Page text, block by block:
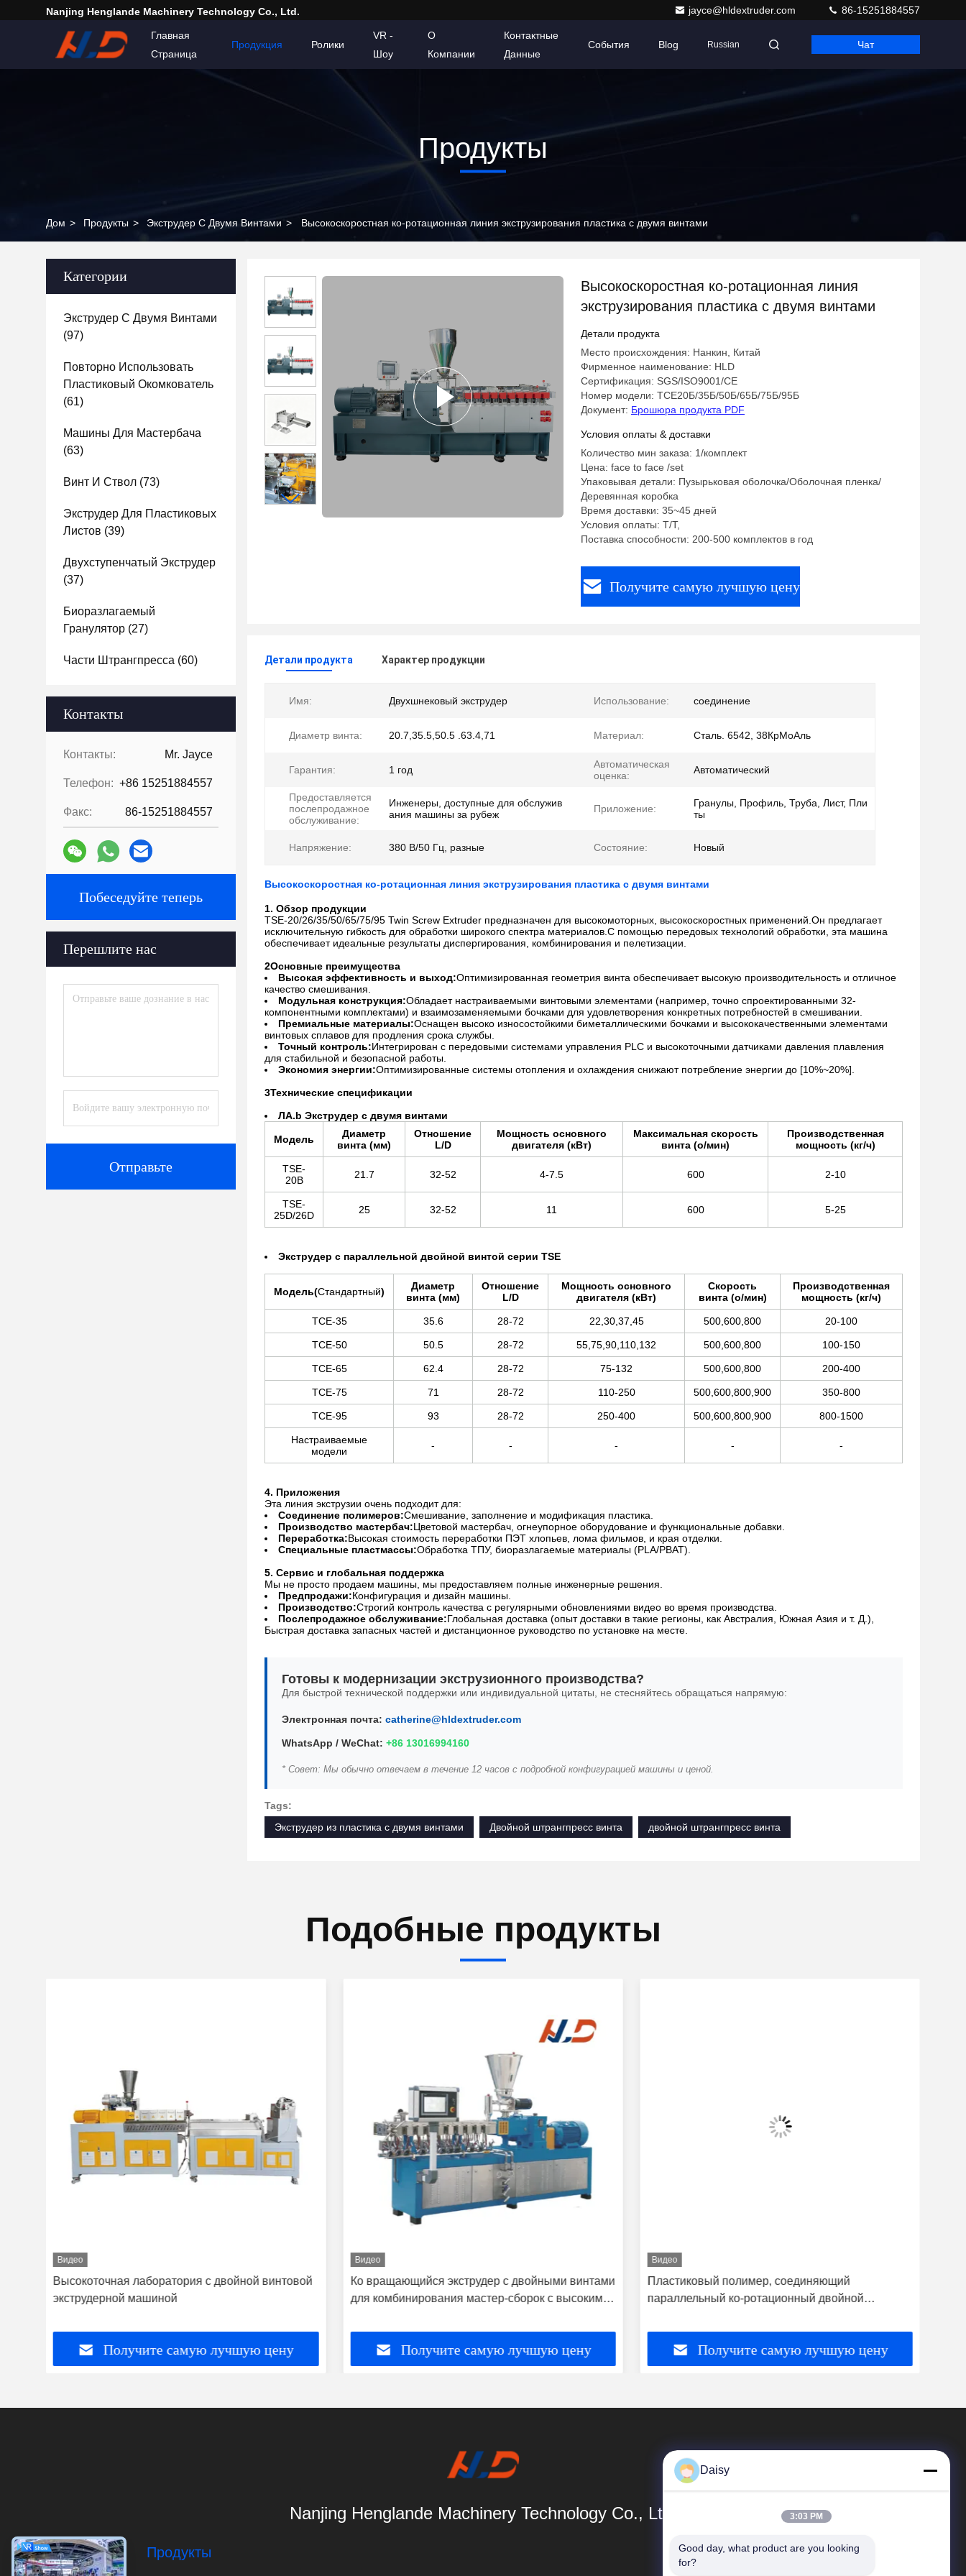
Nanjing Henglande Machinery Technology Co., Ltd. jayce@hldextruder.com 86-15251884557
Главная
Страница
Продукция Ролики
VR -
Шоу
О
Компании
Контактные
Данные
События Blog Russian Чат
Продукты
Дом > Продукты > Экструдер С Двумя Винтами > Высокоскоростная ко-ротационная линия экструзирования пластика с двумя винтами
Категории
Экструдер С Двумя Винтами
(97)
Повторно Использовать
Пластиковый Окомкователь
(61)
Машины Для Мастербача
(63)
Винт И Ствол (73)
Экструдер Для Пластиковых
Листов (39)
Двухступенчатый Экструдер
(37)
Биоразлагаемый
Гранулятор (27)
Части Штрангпресса (60)
Контакты
Контакты: Mr. Jayce
Телефон: +86 15251884557
Факс: 86-15251884557
Побеседуйте теперь
Перешлите нас
Отправьте
Высокоскоростная ко-ротационная линия
экструзирования пластика с двумя винтами
Детали продукта
Место происхождения: Нанкин, Китай
Фирменное наименование: HLD
Сертификация: SGS/ISO9001/CE
Номер модели: ТСЕ20Б/35Б/50Б/65Б/75Б/95Б
Документ: Брошюра продукта PDF
Условия оплаты & доставки
Количество мин заказа: 1/комплект
Цена: face to face /set
Упаковывая детали: Пузырьковая оболочка/Оболочная пленка/
Деревянная коробка
Время доставки: 35~45 дней
Условия оплаты: T/T,
Поставка способности: 200-500 комплектов в год
Получите самую лучшую цену
Детали продукта Характер продукции
Имя: Двухшнековый экструдер Использование: соединение
Диаметр винта: 20.7,35.5,50.5 .63.4,71 Материал: Сталь. 6542, 38КрМоАль
Гарантия: 1 год
Автоматическая
оценка:
Автоматический
Предоставляется
послепродажное
обслуживание:
Инженеры, доступные для обслужив
ания машины за рубеж
Приложение:
Гранулы, Профиль, Труба, Лист, Пли
ты
Напряжение: 380 В/50 Гц, разные Состояние: Новый
Высокоскоростная ко-ротационная линия экструзирования пластика с двумя винтами
1. Обзор продукции
TSE-20/26/35/50/65/75/95 Twin Screw Extruder предназначен для высокомоторных, высокоскоростных применений.Он предлагает
исключительную гибкость для обработки широкого спектра материалов.С помощью передовых технологий обработки, эта машина
обеспечивает идеальные результаты диспергирования, комбинирования и пелетизации.
2Основные преимущества
Высокая эффективность и выход:Оптимизированная геометрия винта обеспечивает высокую производительность и отличное
качество смешивания.
Модульная конструкция:Обладает настраиваемыми винтовыми элементами (например, точно спроектированными 32-
компонентными комплектами) и взаимозаменяемыми бочками для удовлетворения конкретных потребностей в смешивании.
Премиальные материалы:Оснащен высоко износостойкими биметаллическими бочками и высококачественными элементами
винтовых сплавов для продления срока службы.
Точный контроль:Интегрирован с передовыми системами управления PLC и высокоточными датчиками давления плавления
для стабильной и безопасной работы.
Экономия энергии:Оптимизированные системы отопления и охлаждения снижают потребление энергии до [10%~20%].
3Технические спецификации
ЛА.b Экструдер с двумя винтами
Модель
Диаметр
винта (мм)
Отношение
L/D
Мощность основного
двигателя (кВт)
Максимальная скорость
винта (о/мин)
Производственная
мощность (кг/ч)
TSE-
20B
21.7 32-52 4-7.5 600 2-10
TSE-
25D/26D
25 32-52 11 600 5-25
Экструдер с параллельной двойной винтой серии TSE
Модель(Стандартный)
Диаметр
винта (мм)
Отношение
L/D
Мощность основного
двигателя (кВт)
Скорость
винта (о/мин)
Производственная
мощность (кг/ч)
ТСЕ-35 35.6 28-72 22,30,37,45 500,600,800 20-100
ТСЕ-50 50.5 28-72 55,75,90,110,132 500,600,800 100-150
ТСЕ-65 62.4 28-72 75-132 500,600,800 200-400
ТСЕ-75 71 28-72 110-250 500,600,800,900 350-800
ТСЕ-95 93 28-72 250-400 500,600,800,900 800-1500
Настраиваемые
модели
- - - - -
4. Приложения
Эта линия экструзии очень подходит для:
Соединение полимеров:Смешивание, заполнение и модификация пластика.
Производство мастербач:Цветовой мастербач, огнеупорное оборудование и функциональные добавки.
Переработка:Высокая стоимость переработки ПЭТ хлопьев, лома фильмов, и края отделки.
Специальные пластмассы:Обработка ТПУ, биоразлагаемые материалы (PLA/PBAT).
5. Сервис и глобальная поддержка
Мы не просто продаем машины, мы предоставляем полные инженерные решения.
Предпродажи:Конфигурация и дизайн машины.
Производство:Строгий контроль качества с регулярными обновлениями видео во время производства.
Послепродажное обслуживание:Глобальная доставка (опыт доставки в такие регионы, как Австралия, Южная Азия и т. Д.),
Быстрая доставка запасных частей и дистанционное руководство по установке на месте.
Готовы к модернизации экструзионного производства?
Для быстрой технической поддержки или индивидуальной цитаты, не стесняйтесь обращаться напрямую:
Электронная почта: catherine@hldextruder.com
WhatsApp / WeChat: +86 13016994160
* Совет: Мы обычно отвечаем в течение 12 часов с подробной конфигурацией машины и ценой.
Tags:
Экструдер из пластика с двумя винтами
Двойной штрангпресс винта двойной штрангпресс винта
Подобные продукты
Видео
Высокоточная лаборатория с двойной винтовой
экструдерной машиной
Получите самую лучшую цену
Видео
Ко вращающийся экструдер с двойными винтами
для комбинирования мастер-сборок с высоким
Получите самую лучшую цену
Видео
Пластиковый полимер, соединяющий
параллельный ко-ротационный двойной
Получите самую лучшую цену
Nanjing Henglande Machinery Technology Co., Ltd.
Продукты Быстрые Связи
Daisy
3:03 PM
Good day, what product are you looking
for?